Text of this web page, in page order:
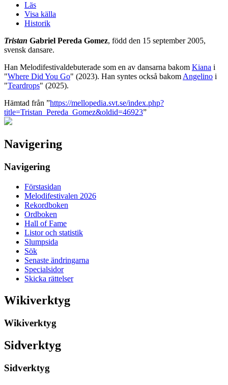
Läs
Visa källa
Historik
Tristan Gabriel Pereda Gomez, född den 15 september 2005,
svensk dansare.
Han Melodifestivaldebuterade som en av dansarna bakom Kiana i
"Where Did You Go" (2023). Han syntes också bakom Angelino i
"Teardrops" (2025).
Hämtad från ”https://mellopedia.svt.se/index.php?
title=Tristan_Pereda_Gomez&oldid=46923”
Navigering
Navigering
Förstasidan
Melodifestivalen 2026
Rekordboken
Ordboken
Hall of Fame
Listor och statistik
Slumpsida
Sök
Senaste ändringarna
Specialsidor
Skicka rättelser
Wikiverktyg
Wikiverktyg
Sidverktyg
Sidverktyg